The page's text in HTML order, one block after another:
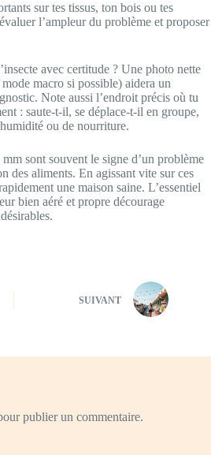
sur tes tissus, ton bois ou tes
l’ampleur du problème et proposer
avec certitude ? Une photo nette
macro si possible) aidera un
Note aussi l’endroit précis où tu
: saute-t-il, se déplace-t-il en groupe,
ou de nourriture.
sont souvent le signe d’un problème
des aliments. En agissant vite sur ces
une maison saine. L’essentiel
bien aéré et propre décourage
SUIVANT
publier un commentaire.